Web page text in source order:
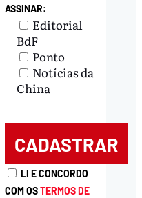
ASSINAR:
Editorial
BdF
Ponto
Notícias da
China
LI E CONCORDO
COM OSTERMOS DE